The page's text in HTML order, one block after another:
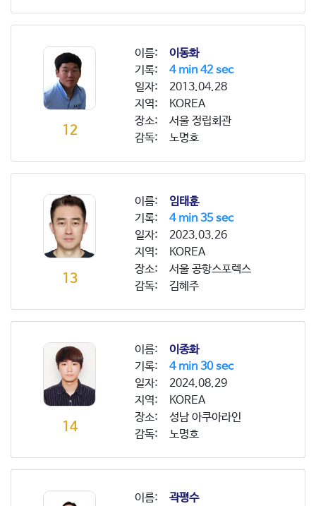
12
이름:
이동화
기록:
4 min 42 sec
일자:
2013.04.28
지역:
KOREA
장소:
서울 정립회관
감독:
노명호
13
이름:
임태훈
기록:
4 min 35 sec
일자:
2023.03.26
지역:
KOREA
장소:
서울 공항스포렉스
감독:
김혜주
14
이름:
이종화
기록:
4 min 30 sec
일자:
2024.08.29
지역:
KOREA
장소:
성남 아쿠아라인
감독:
노명호
이름:
곽평수